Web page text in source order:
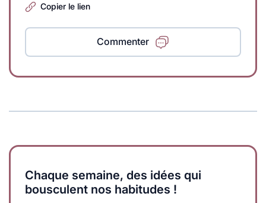
Copier le lien
Commenter
Chaque semaine, des idées qui
bousculent nos habitudes !